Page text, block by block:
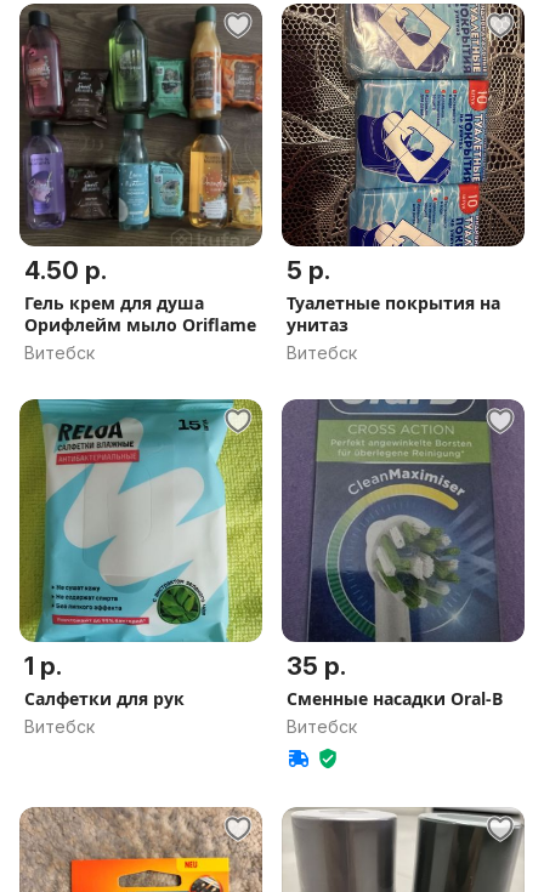
4.50 р.
Гель крем для душа
Орифлейм мыло Oriflame
Витебск
5 р.
Туалетные покрытия на
унитаз
Витебск
1 р.
Салфетки для рук
Витебск
35 р.
Сменные насадки Oral-B
Витебск